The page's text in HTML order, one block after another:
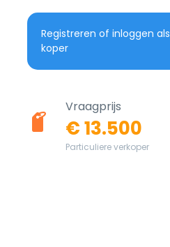
Registreren of inloggen als
koper
Vraagprijs
€ 13.500
Particuliere verkoper